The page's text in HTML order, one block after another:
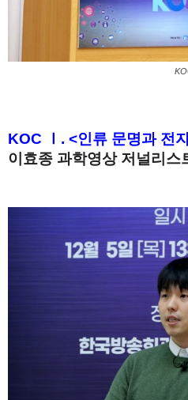
KOC Ⅰ. <인류 문명과 전
이효종 과학영상 저널리스